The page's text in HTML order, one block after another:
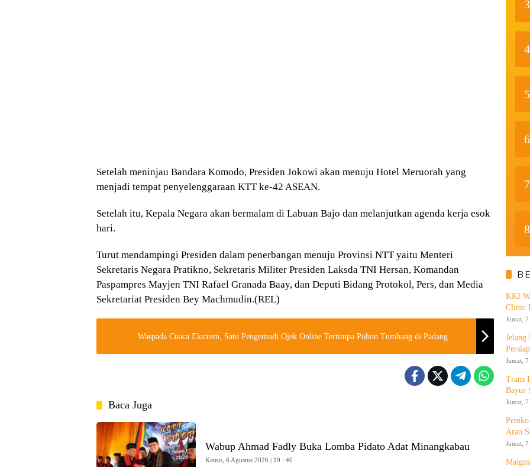
Setelah meninjau Bandara Komodo, Presiden Jokowi akan menuju Hotel Meruorah yang
menjadi tempat penyelenggaraan KTT ke-42 ASEAN.
Setelah itu, Kepala Negara akan bermalam di Labuan Bajo dan melanjutkan agenda kerja esok
hari.
Turut mendampingi Presiden dalam penerbangan menuju Provinsi NTT yaitu Menteri
Sekretaris Negara Pratikno, Sekretaris Militer Presiden Laksda TNI Hersan, Komandan
Paspampres Mayjen TNI Rafael Granada Baay, dan Deputi Bidang Protokol, Pers, dan Media
Sekretariat Presiden Bey Machmudin.(REL)
Waspada Cuaca Ekstrem, Satu Pengemudi Ojek Online Tertimpa Pohon Tumbang di Padang
Baca Juga
Wabup Ahmad Fadly Buka Lomba Pidato Adat Minangkabau
Kamis, 6 Agustus 2026 | 19 : 40
3
4
5
6
7
8
KKI
Clinic
Jumat,
Jelang
Jumat,
Trans
Bayur
Jumat,
Arau
Jumat,